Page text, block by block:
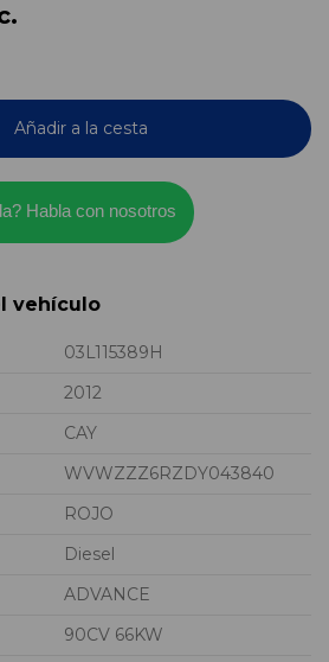
Añadir a la cesta
Habla con nosotros
vehículo
03L115389H
2012
CAY
WVWZZZ6RZDY043840
ROJO
Diesel
ADVANCE
90CV 66KW